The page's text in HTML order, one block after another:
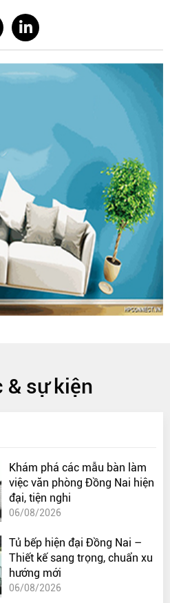
& sự kiện
Khám phá các mẫu bàn làm
việc văn phòng Đồng Nai hiện
đại, tiện nghi
06/08/2026
Tủ bếp hiện đại Đồng Nai –
Thiết kế sang trọng, chuẩn xu
hướng mới
06/08/2026